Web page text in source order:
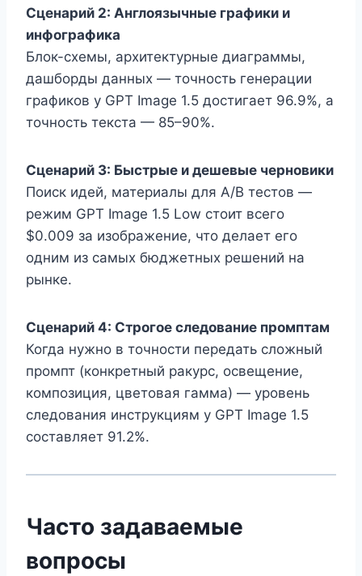
Сценарий 2: Англоязычные графики и
инфографика
Блок-схемы, архитектурные диаграммы,
дашборды данных — точность генерации
графиков у GPT Image 1.5 достигает 96.9%, а
точность текста — 85–90%.
Сценарий 3: Быстрые и дешевые черновики
Поиск идей, материалы для A/B тестов —
режим GPT Image 1.5 Low стоит всего
$0.009 за изображение, что делает его
одним из самых бюджетных решений на
рынке.
Сценарий 4: Строгое следование промптам
Когда нужно в точности передать сложный
промпт (конкретный ракурс, освещение,
композиция, цветовая гамма) — уровень
следования инструкциям у GPT Image 1.5
составляет 91.2%.
Часто задаваемые
вопросы